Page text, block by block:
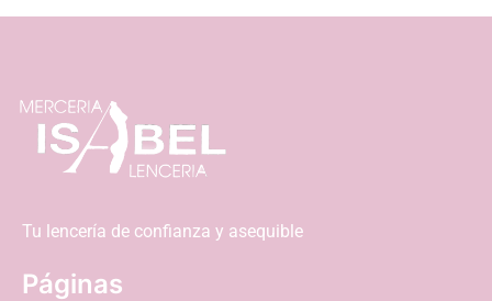
Tu lencería de confianza y asequible
Páginas